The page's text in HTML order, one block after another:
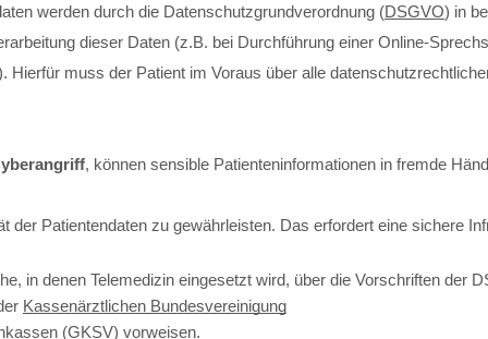
werden durch die Datenschutzgrundverordnung (DSGVO) in
dieser Daten (z.B. bei Durchführung einer Online-
Hierfür muss der Patient im Voraus über alle
, können sensible Patienteninformationen in fremde
der Patientendaten zu gewährleisten. Das erfordert eine sichere
in denen Telemedizin eingesetzt wird, über die Vorschriften
Kassenärztlichen Bundesvereinigung
(GKSV) vorweisen.